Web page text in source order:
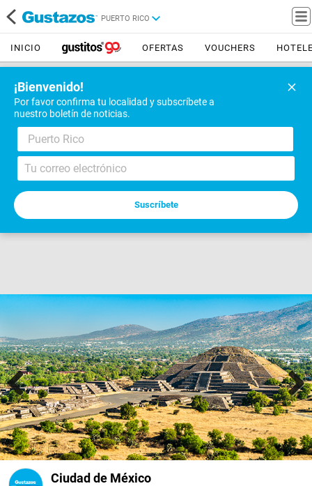
PUERTO RICO
¡Bienvenido!
Por favor confirma tu localidad y subscríbete a
nuestro boletín de noticias.
Puerto Rico
INICIO OFERTAS VOUCHERS
Previous Next
Ciudad de México